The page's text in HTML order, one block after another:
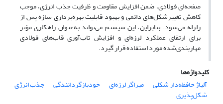
صفحه‌ای فولادی، ضمن افزایش مقاومت و ظرفیت جذب انرژی، موجب
کاهش تغییرشکل‌های دائمی و بهبود قابلیت بهره‌برداری سازه پس از
زلزله می‌شود. بنابراین، این سیستم می‌تواند به‌عنوان راهکاری مؤثر
برای ارتقای عملکرد لرزه‌ای و افزایش تاب‌آوری قاب‌های فولادی
مهاربندی‌شده مورد استفاده قرار گیرد.
کلیدواژه‌ها
آلیاژ حافظه‌دار شکلی
میراگر لرزه‌ای خودبازگردانندگی جذب انرژی
شکل‌پذیری